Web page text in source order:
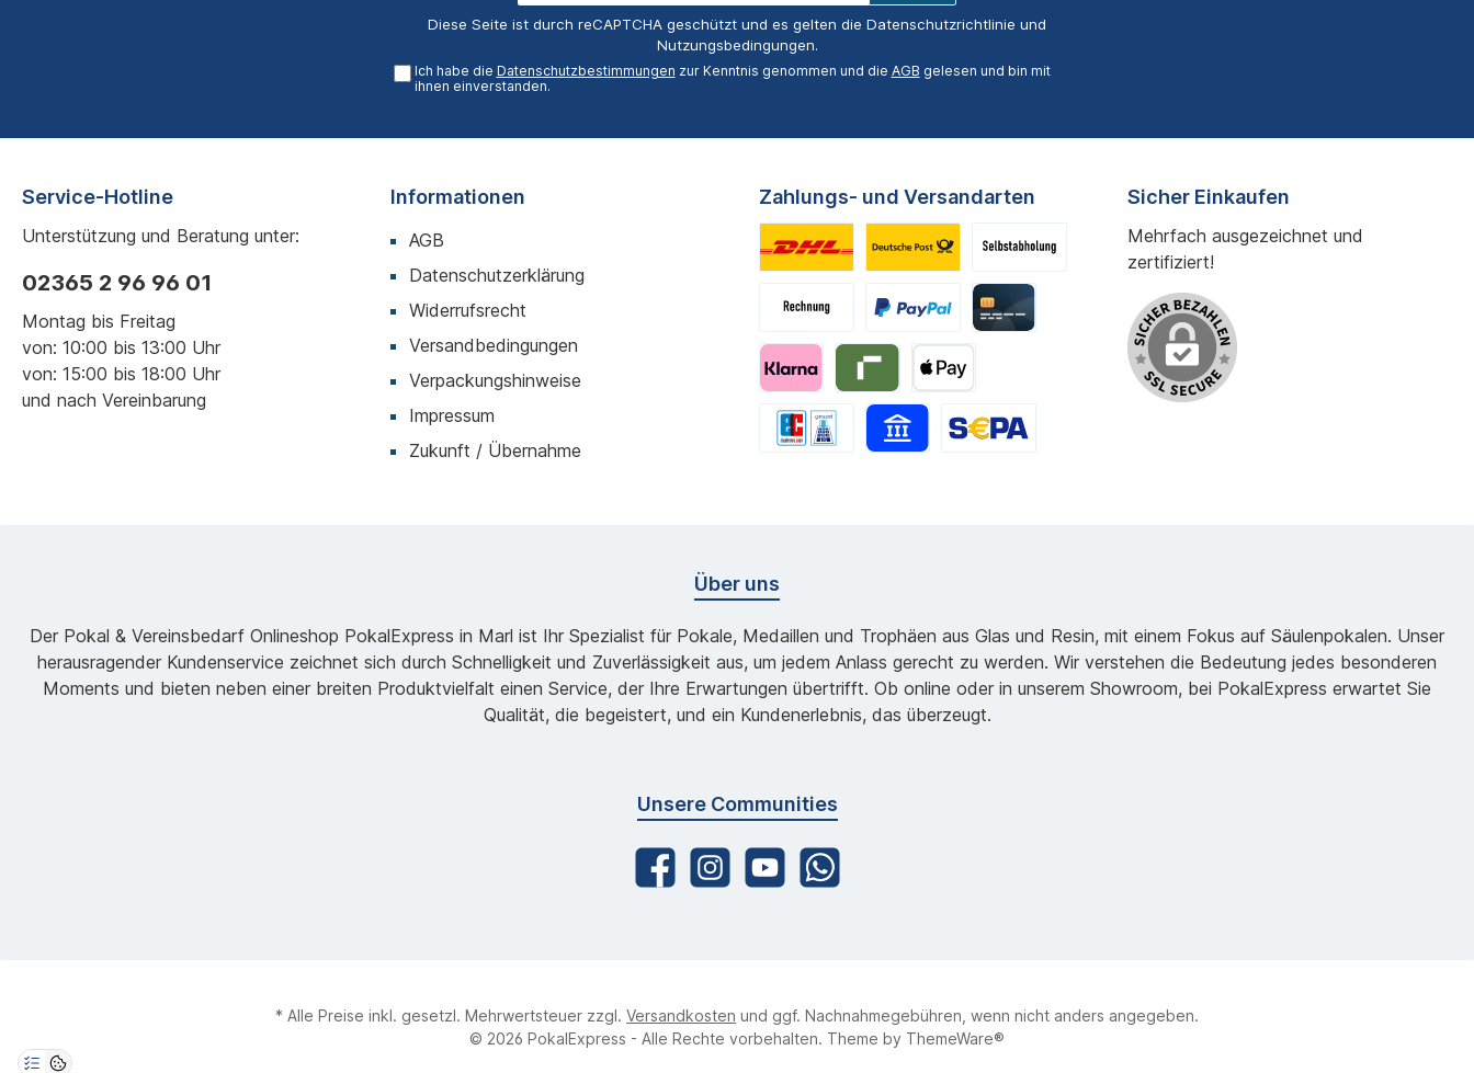
Adresse*
Diese Seite ist durch reCAPTCHA geschützt und es gelten die Datenschutzrichtlinie und
Nutzungsbedingungen.
Ich habe die Datenschutzbestimmungen zur Kenntnis genommen und die AGB gelesen und bin mit
ihnen einverstanden.
Service-Hotline
Unterstützung und Beratung unter:
02365 2 96 96 01
Montag bis Freitag
von: 10:00 bis 13:00 Uhr
von: 15:00 bis 18:00 Uhr
und nach Vereinbarung
Informationen
AGB
Datenschutzerklärung
Widerrufsrecht
Versandbedingungen
Verpackungshinweise
Impressum
Zukunft / Übernahme
Zahlungs- und Versandarten Sicher Einkaufen
Mehrfach ausgezeichnet und
zertifiziert!
Über uns
Der Pokal & Vereinsbedarf Onlineshop PokalExpress in Marl ist Ihr Spezialist für Pokale, Medaillen und Trophäen aus Glas und Resin, mit einem Fokus auf Säulenpokalen. Unser
herausragender Kundenservice zeichnet sich durch Schnelligkeit und Zuverlässigkeit aus, um jedem Anlass gerecht zu werden. Wir verstehen die Bedeutung jedes besonderen
Moments und bieten neben einer breiten Produktvielfalt einen Service, der Ihre Erwartungen übertrifft. Ob online oder in unserem Showroom, bei PokalExpress erwartet Sie
Qualität, die begeistert, und ein Kundenerlebnis, das überzeugt.
Unsere Communities
* Alle Preise inkl. gesetzl. Mehrwertsteuer zzgl. Versandkosten und ggf. Nachnahmegebühren, wenn nicht anders angegeben.
© 2026 PokalExpress - Alle Rechte vorbehalten. Theme by ThemeWare®